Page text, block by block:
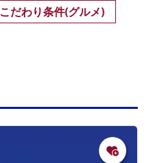
こだわり条件(グルメ)